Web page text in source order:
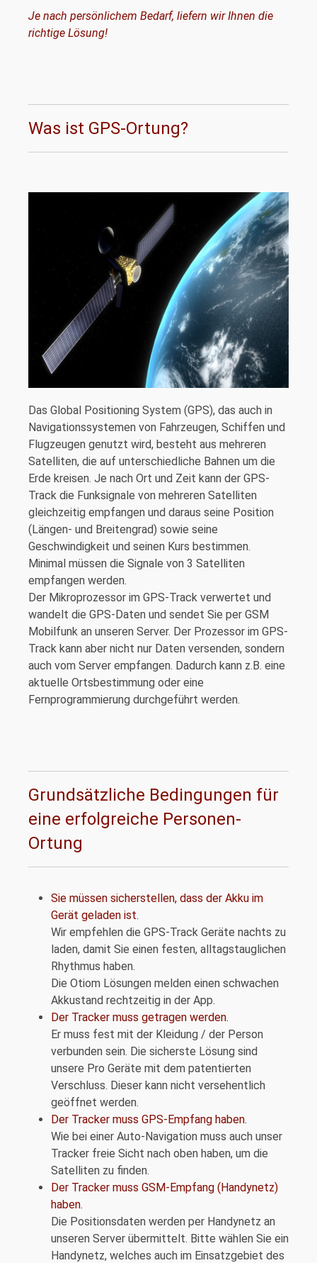
Je nach persönlichem Bedarf, liefern wir Ihnen die
richtige Lösung!
Was ist GPS-Ortung?
Das Global Positioning System (GPS), das auch in
Navigationssystemen von Fahrzeugen, Schiffen und
Flugzeugen genutzt wird, besteht aus mehreren
Satelliten, die auf unterschiedliche Bahnen um die
Erde kreisen. Je nach Ort und Zeit kann der GPS-
Track die Funksignale von mehreren Satelliten
gleichzeitig empfangen und daraus seine Position
(Längen- und Breitengrad) sowie seine
Geschwindigkeit und seinen Kurs bestimmen.
Minimal müssen die Signale von 3 Satelliten
empfangen werden.
Der Mikroprozessor im GPS-Track verwertet und
wandelt die GPS-Daten und sendet Sie per GSM
Mobilfunk an unseren Server. Der Prozessor im GPS-
Track kann aber nicht nur Daten versenden, sondern
auch vom Server empfangen. Dadurch kann z.B. eine
aktuelle Ortsbestimmung oder eine
Fernprogrammierung durchgeführt werden.
Grundsätzliche Bedingungen für
eine erfolgreiche Personen-
Ortung
Sie müssen sicherstellen, dass der Akku im
Gerät geladen ist.
Wir empfehlen die GPS-Track Geräte nachts zu
laden, damit Sie einen festen, alltagstauglichen
Rhythmus haben.
Die Otiom Lösungen melden einen schwachen
Akkustand rechtzeitig in der App.
Der Tracker muss getragen werden.
Er muss fest mit der Kleidung / der Person
verbunden sein. Die sicherste Lösung sind
unsere Pro Geräte mit dem patentierten
Verschluss. Dieser kann nicht versehentlich
geöffnet werden.
Der Tracker muss GPS-Empfang haben.
Wie bei einer Auto-Navigation muss auch unser
Tracker freie Sicht nach oben haben, um die
Satelliten zu finden.
Der Tracker muss GSM-Empfang (Handynetz)
haben.
Die Positionsdaten werden per Handynetz an
unseren Server übermittelt. Bitte wählen Sie ein
Handynetz, welches auch im Einsatzgebiet des